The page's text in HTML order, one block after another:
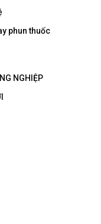
NGHIỆP
phun thuốc